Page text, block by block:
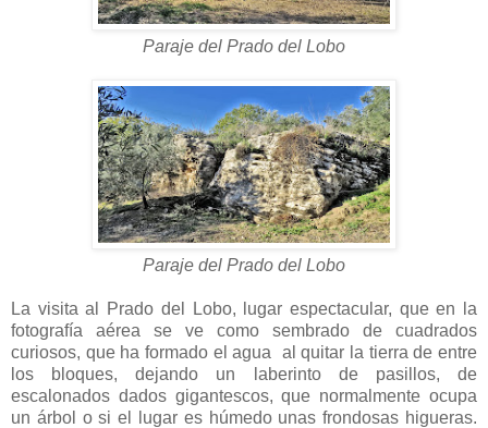
Paraje del Prado del Lobo
Paraje del Prado del Lobo
La visita al Prado del Lobo, lugar espectacular, que en la
fotografía aérea se ve como sembrado de cuadrados
curiosos, que ha formado el agua al quitar la tierra de entre
los bloques, dejando un laberinto de pasillos, de
escalonados dados gigantescos, que normalmente ocupa
un árbol o si el lugar es húmedo unas frondosas higueras.